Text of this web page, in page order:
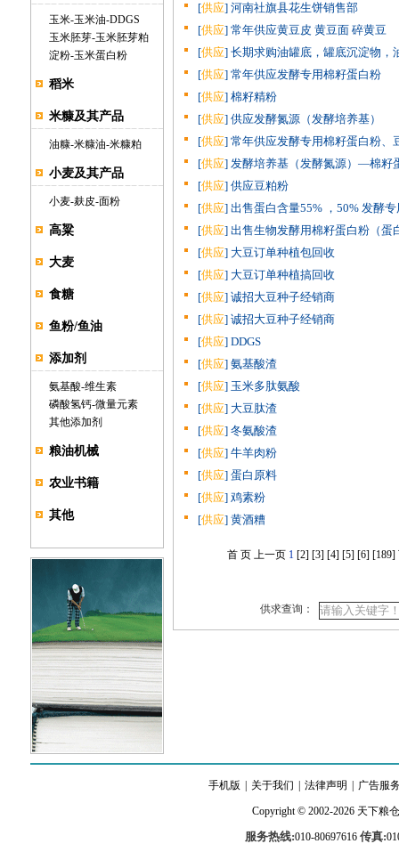
玉米-玉米油-DDGS
玉米胚芽-玉米胚芽粕
淀粉-玉米蛋白粉
稻米
米糠及其产品
油糠-米糠油-米糠粕
小麦及其产品
小麦-麸皮-面粉
高粱
大麦
食糖
鱼粉/鱼油
添加剂
氨基酸-维生素
磷酸氢钙-微量元素
其他添加剂
粮油机械
农业书籍
其他
[供应] 河南社旗县花生饼销售部
[供应] 常年供应黄豆皮 黄豆面 碎黄豆
[供应] 长期求购油罐底，罐底沉淀物，
[供应] 常年供应发酵专用棉籽蛋白粉
[供应] 棉籽精粉
[供应] 供应发酵氮源（发酵培养基）
[供应] 常年供应发酵专用棉籽蛋白粉、
[供应] 发酵培养基（发酵氮源）—棉籽
[供应] 供应豆粕粉
[供应] 出售蛋白含量55% ，50% 发酵
[供应] 出售生物发酵用棉籽蛋白粉（蛋
[供应] 大豆订单种植包回收
[供应] 大豆订单种植搞回收
[供应] 诚招大豆种子经销商
[供应] 诚招大豆种子经销商
[供应] DDGS
[供应] 氨基酸渣
[供应] 玉米多肽氨酸
[供应] 大豆肽渣
[供应] 冬氨酸渣
[供应] 牛羊肉粉
[供应] 蛋白原料
[供应] 鸡素粉
[供应] 黄酒糟
首 页 上一页 1 [2] [3] [4] [5] [6] [189]
供求查询：
手机版 关于我们 法律声明 广告服
Copyright © 2002-2026 天下粮仓
服务热线:010-80697616 传真: